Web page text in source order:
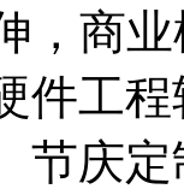
，商
件工
节庆